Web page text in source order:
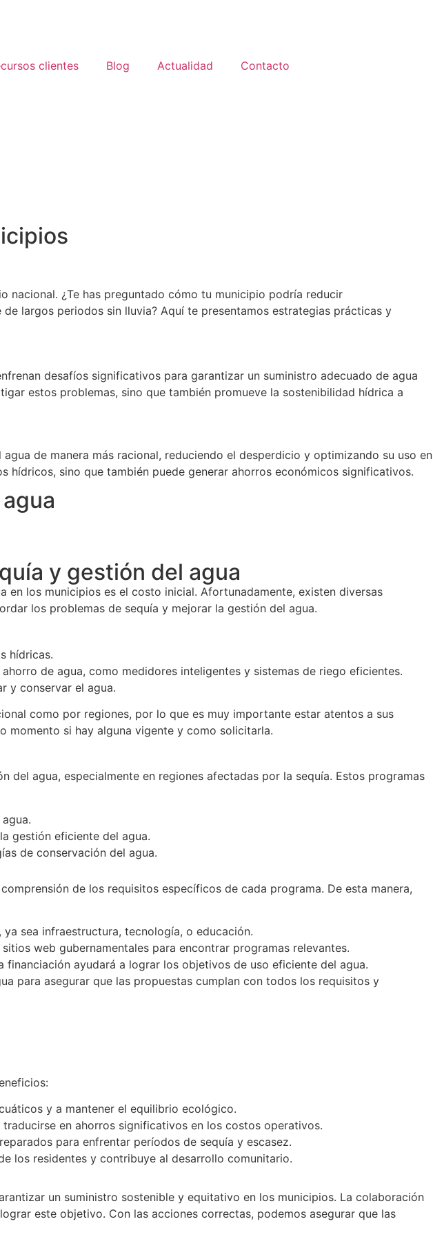
clientes Blog Actualidad Contacto
¿Te has preguntado cómo tu municipio podría reducir
largos periodos sin lluvia? Aquí te presentamos estrategias prácticas y
desafíos significativos para garantizar un suministro adecuado de agua
estos problemas, sino que también promueve la sostenibilidad hídrica a
de manera más racional, reduciendo el desperdicio y optimizando su uso en
sino que también puede generar ahorros económicos significativos.
y gestión del agua
los municipios es el costo inicial. Afortunadamente, existen diversas
los problemas de sequía y mejorar la gestión del agua.
hídricas.
de agua, como medidores inteligentes y sistemas de riego eficientes.
y conservar el agua.
como por regiones, por lo que es muy importante estar atentos a sus
momento si hay alguna vigente y como solicitarla.
agua, especialmente en regiones afectadas por la sequía. Estos programas
gestión eficiente del agua.
de conservación del agua.
de los requisitos específicos de cada programa. De esta manera,
sea infraestructura, tecnología, o educación.
web gubernamentales para encontrar programas relevantes.
ayudará a lograr los objetivos de uso eficiente del agua.
para asegurar que las propuestas cumplan con todos los requisitos y
y a mantener el equilibrio ecológico.
en ahorros significativos en los costos operativos.
para enfrentar períodos de sequía y escasez.
los residentes y contribuye al desarrollo comunitario.
un suministro sostenible y equitativo en los municipios. La colaboración
este objetivo. Con las acciones correctas, podemos asegurar que las